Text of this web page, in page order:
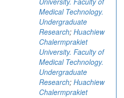
Medical Technology.
Undergraduate
Research; Huachiew
Chalermprakiet
University. Faculty of
Medical Technology.
Undergraduate
Research; Huachiew
Chalermprakiet